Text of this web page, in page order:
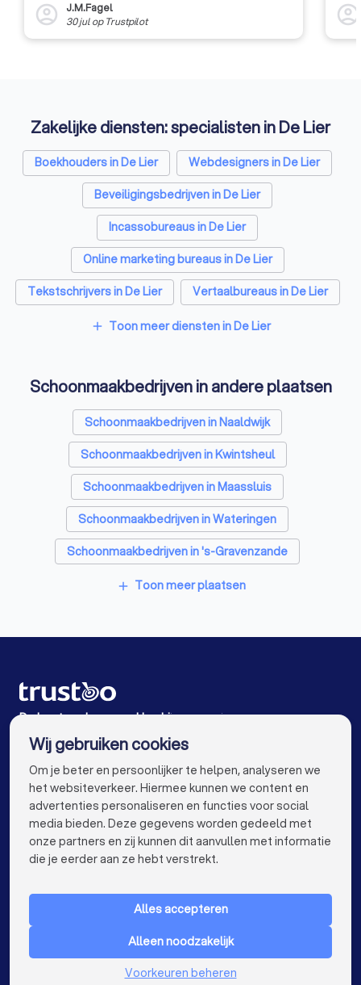
account_circle
J.M.Fagel
30 julop Trustpilot account_circle
Zakelijke diensten: specialisten in De Lier
Boekhouders in De Lier
Webdesigners in De Lier
Beveiligingsbedrijven in De Lier
Incassobureaus in De Lier
Online marketing bureaus in De Lier
Tekstschrijvers in De Lier
Vertaalbureaus in De Lier
SEO-specialisten in De Lier
Reclamebureaus in De Lier
Accountants in De Lier
add Toon meer diensten in De Lier
Schoonmaakbedrijven in andere plaatsen
Schoonmaakbedrijven in Naaldwijk
Schoonmaakbedrijven in Kwintsheul
Schoonmaakbedrijven in Maassluis
Schoonmaakbedrijven in Wateringen
Schoonmaakbedrijven in 's-Gravenzande
Schoonmaakbedrijven in Monster
Schoonmaakbedrijven in Rijswijk
Schoonmaakbedrijven in Amsterdam
Schoonmaakbedrijven in Rotterdam
Schoonmaakbedrijven in Den Haag
Schoonmaakbedrijven in Utrecht
Schoonmaakbedrijven in Tilburg
Schoonmaakbedrijven in Groningen
Schoonmaakbedrijven in Almere
add Toon meer plaatsen
De beste schoonmaakbedrijven voor jou
VOOR PARTICULIEREN keyboard_arrow_down
Nederland
Wij gebruiken cookies
Om je beter en persoonlijker te helpen, analyseren we
het websiteverkeer. Hiermee kunnen we content en
advertenties personaliseren en functies voor social
media bieden. Deze gegevens worden gedeeld met
onze partners en zij kunnen dit aanvullen met informatie
die je eerder aan ze hebt verstrekt.
Alles accepteren
Alleen noodzakelijk
Voorkeuren beheren